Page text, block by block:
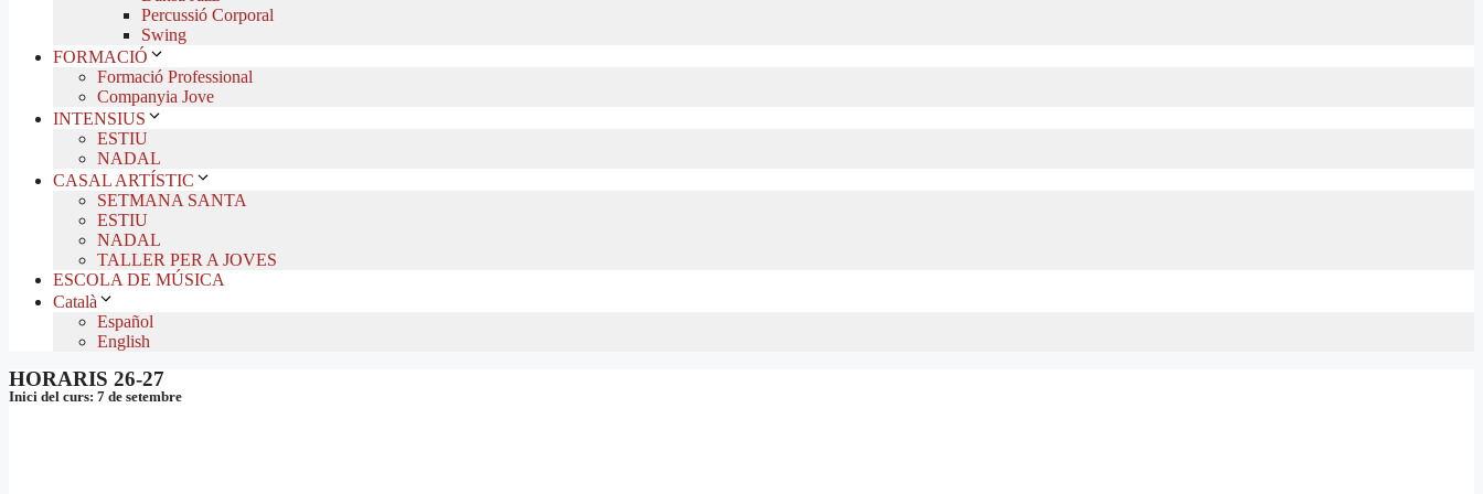
Percussió Corporal
Swing
FORMACIÓ
Formació Professional
Companyia Jove
INTENSIUS
ESTIU
NADAL
CASAL ARTÍSTIC
SETMANA SANTA
ESTIU
NADAL
TALLER PER A JOVES
ESCOLA DE MÚSICA
Català
Español
English
HORARIS 26-27
Inici del curs: 7 de setembre